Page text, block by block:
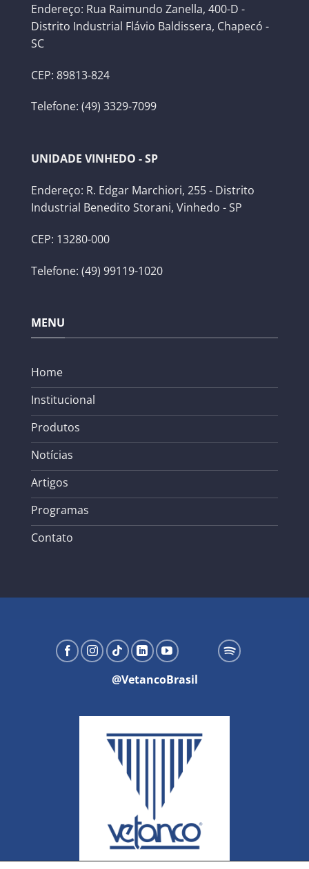
Endereço: Rua Raimundo Zanella, 400-D -
Distrito Industrial Flávio Baldissera, Chapecó -
SC
CEP: 89813-824
Telefone: (49) 3329-7099
UNIDADE VINHEDO - SP
Endereço: R. Edgar Marchiori, 255 - Distrito
Industrial Benedito Storani, Vinhedo - SP
CEP: 13280-000
Telefone: (49) 99119-1020
MENU
Home
Institucional
Produtos
Notícias
Artigos
Programas
Contato
@VetancoBrasil